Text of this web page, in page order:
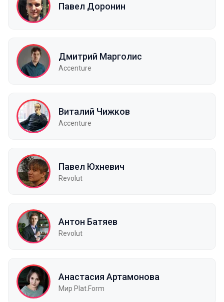
Павел Доронин
Дмитрий Марголис
Accenture
Виталий Чижков
Accenture
Павел Юхневич
Revolut
Антон Батяев
Revolut
Анастасия Артамонова
Мир Plat.Form